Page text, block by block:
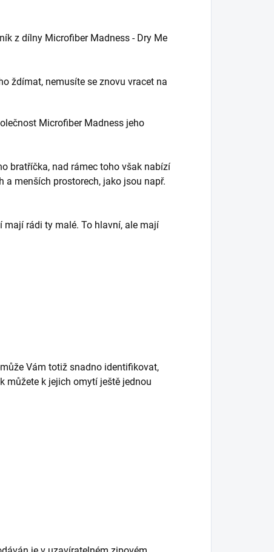
z dílny Microfiber Madness - Dry Me
ždímat, nemusíte se znovu vracet na
Microfiber Madness jeho
bratříčka, nad rámec toho však nabízí
menších prostorech, jako jsou např.
rádi ty malé. To hlavní, ale mají
Vám totiž snadno identifikovat,
můžete k jejich omytí ještě jednou